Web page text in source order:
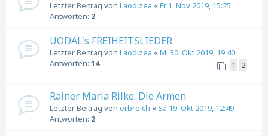
Letzter Beitrag von Laodizea «Fr 1. Nov 2019, 15:25
Antworten: 2
UODAL's FREIHEITSLIEDER
Letzter Beitrag von Laodizea «Mi 30. Okt 2019, 19:40
Antworten: 14 1 2
Rainer Maria Rilke: Die Armen
Letzter Beitrag von erbreich «Sa 19. Okt 2019, 12:49
Antworten: 2